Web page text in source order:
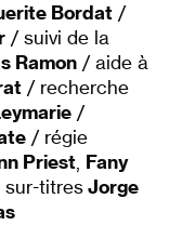
Bordat /
/ suivi de la
Ramon / aide à
/ recherche
/
/ régie
Priest, Fany
sur-titresJorge